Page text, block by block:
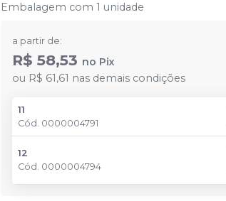
Embalagem com 1 unidade
a partir de:
R$ 58,53 no Pix
ou R$ 61,61 nas demais condições
11
Cód. 0000004791
12
Cód. 0000004794